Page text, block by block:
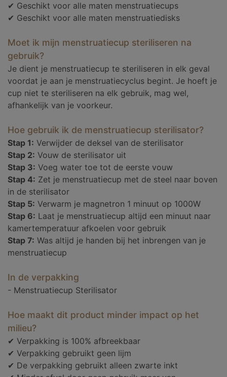
✔ Geschikt voor alle maten menstruatiecups
✔ Geschikt voor alle maten menstruatiedisks
Moet ik mijn menstruatiecup steriliseren na
gebruik?
Je dient je menstruatiecup te steriliseren in elk geval
voordat je aan je menstruatiecyclus begint. Je hoeft je
cup niet te steriliseren na elk gebruik, mag wel,
afhankelijk van je voorkeur.
Hoe gebruik ik de menstruatiecup sterilisator?
Stap 1: Verwijder de deksel van de sterilisator
Stap 2: Vouw de sterilisator uit
Stap 3: Voeg water toe tot de eerste vouw
Stap 4: Zet je menstruatiecup met de steel naar boven
in de sterilisator
Stap 5: Verwarm je magnetron 1 minuut op 1000W
Stap 6: Laat je menstruatiecup altijd een minuut naar
kamertemperatuur afkoelen voor gebruik
Stap 7: Was altijd je handen bij het inbrengen van je
menstruatiecup
In de verpakking
- Menstruatiecup Sterilisator
Hoe maakt dit product minder impact op het
milieu?
✔ Verpakking is 100% afbreekbaar
✔ Verpakking gebruikt geen lijm
✔ De verpakking gebruikt alleen zwarte inkt